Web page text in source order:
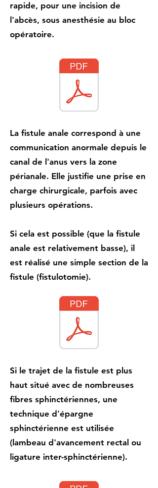
rapide, pour une incision de
l'abcès, sous anesthésie au bloc
opératoire.
La fistule anale correspond à une
communication anormale depuis le
canal de l'anus vers la zone
périanale. Elle justifie une prise en
charge chirurgicale, parfois avec
plusieurs opérations.
Si cela est possible (que la fistule
anale est relativement basse), il
est réalisé une simple section de la
fistule (fistulotomie).
Si le trajet de la fistule est plus
haut situé avec de nombreuses
fibres sphinctériennes, une
technique d'épargne
sphinctérienne est utilisée
(lambeau d'avancement rectal ou
ligature inter-sphinctérienne).